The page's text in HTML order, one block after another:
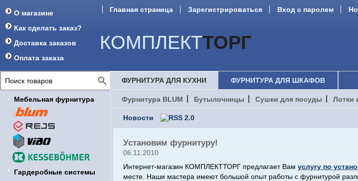
О магазине
Как сделать заказ?
Доставка заказов
Оплата заказа
Главная страница Зарегистрироваться Вход с паролем
КОМПЛЕКТТОРГ
Мебельная фурнитура
Гардеробные системы
ФУРНИТУРА ДЛЯ КУХНИ ФУРНИТУРА ДЛЯ ШКАФОВ
Фурнитура BLUM Бутылочницы Сушки для посуды Лотки
Новости
Установим фурнитуру!
06.11.2010
Интернет-магазин КОМПЛЕКТТОРГ предлагает Вам услугу по
месте. Наши мастера имеют большой опыт работы с фурнитурой